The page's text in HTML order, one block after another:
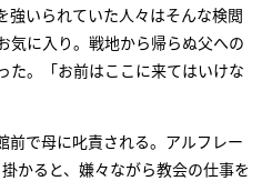
強いられていた人々はそんな検閲
気に入り。戦地から帰らぬ父への
た。「お前はここに来てはいけな
前で母に叱責される。アルフレー
かると、嫌々ながら教会の仕事を